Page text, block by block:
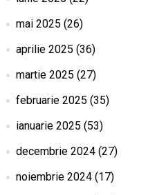
mai 2025 (26)
aprilie 2025 (36)
martie 2025 (27)
februarie 2025 (35)
ianuarie 2025 (53)
decembrie 2024(27)
noiembrie 2024(17)